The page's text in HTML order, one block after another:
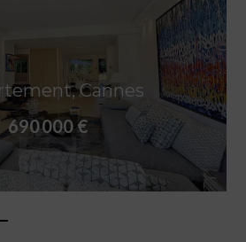
Cannes
690 000 €